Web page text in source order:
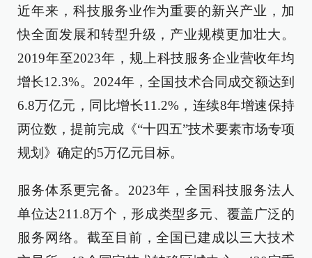
近年来，科技服务业作为重要的新兴产业，加
快全面发展和转型升级，产业规模更加壮大。
2019年至2023年，规上科技服务企业营收年均
增长12.3%。2024年，全国技术合同成交额达到
6.8万亿元，同比增长11.2%，连续8年增速保持
两位数，提前完成《“十四五”技术要素市场专项
规划》确定的5万亿元目标。
服务体系更完备。2023年，全国科技服务法人
单位达211.8万个，形成类型多元、覆盖广泛的
服务网络。截至目前，全国已建成以三大技术